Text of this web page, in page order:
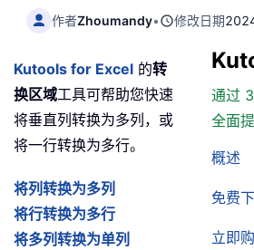
作者Zhoumandy• 修改日期
通过
全面
概述
免费
立即
Kutools for Excel 的转
换区域工具可帮助您快速
将垂直列转换为多列，或
将一行转换为多行。
将列转换为多列
将行转换为多行
将多列转换为单列